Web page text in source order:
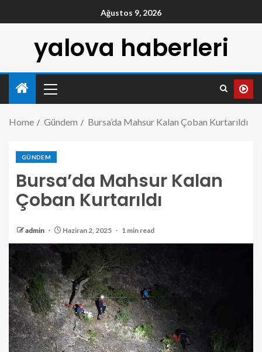
Ağustos 9, 2026
yalova haberleri
Home Gündem Bursa’da Mahsur Kalan Çoban Kurtarıldı
GÜNDEM
Bursa’da Mahsur Kalan
Çoban Kurtarıldı
admin Haziran 2, 2025 1 min read